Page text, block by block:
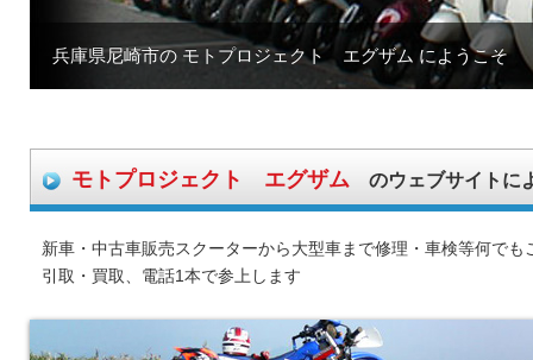
兵庫県尼崎市の モトプロジェクト エグザム にようこそ
モトプロジェクト エグザム のウェブサイトに
新車・中古車販売スクーターから大型車まで修理・車検等何でも
引取・買取、電話1本で参上します